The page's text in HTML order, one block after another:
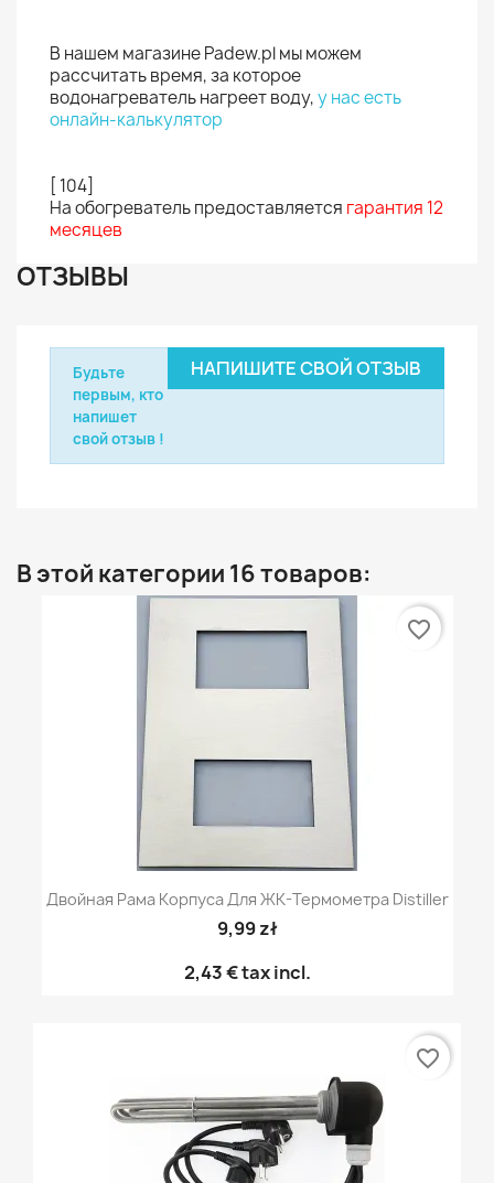
В нашем магазине Padew.pl мы можем
рассчитать время, за которое
водонагреватель нагреет воду,у нас есть
онлайн-калькулятор
[ 104]
На обогреватель предоставляется гарантия 12
месяцев
ОТЗЫВЫ
НАПИШИТЕ СВОЙ ОТЗЫВ
Будьте
первым, кто
напишет
свой отзыв !
В этой категории 16 товаров:
Двойная Рама Корпуса Для ЖК-Термометра Distiller
9,99 zł
2,43 €tax incl.
favorite_border
favorite_border